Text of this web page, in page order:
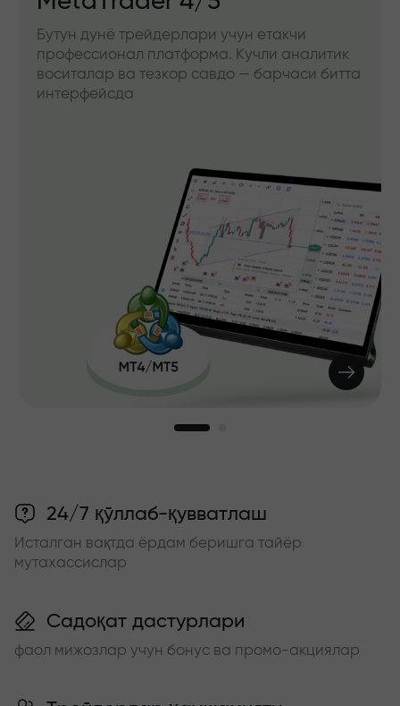
Бутун дунё трейдерлари учун етакчи
профессионал платформа. Кучли аналитик
воситалар ва тезкор савдо — барчаси битта
интерфейсда
24/7 қўллаб-қувватлаш
Исталган вақтда ёрдам беришга тайёр
мутахассислар
Садоқат дастурлари
фаол мижозлар учун бонус ва промо-акциялар